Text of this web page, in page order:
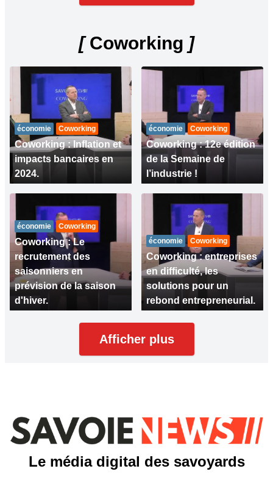
[Coworking ]
économie Coworking
Coworking : Inflation et
impacts bancaires en
2024.
économie Coworking
Coworking : 12e édition
de la Semaine de
l’industrie !
économie Coworking
Coworking : Le
recrutement des
saisonniers en
prévision de la saison
d'hiver.
économie Coworking
Coworking : entreprises
en difficulté, les
solutions pour un
rebond entrepreneurial.
Afficher plus
Le média digital des savoyards